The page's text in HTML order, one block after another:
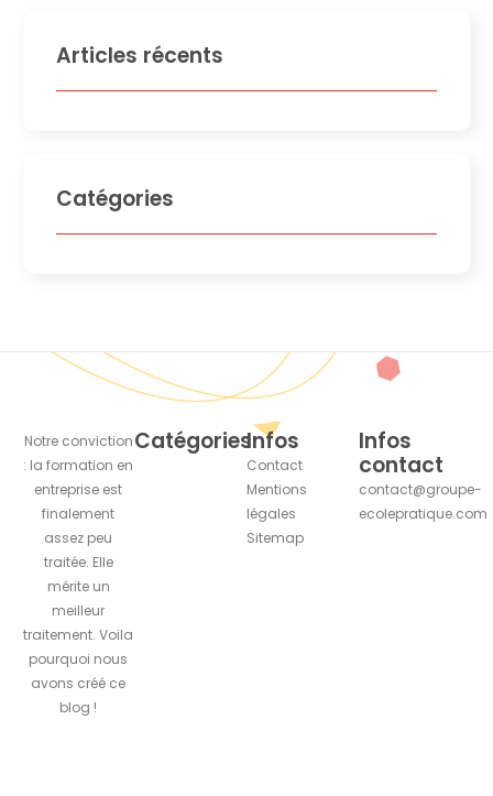
Articles récents
Catégories
Notre conviction
: la formation en
entreprise est
finalement
assez peu
traitée. Elle
mérite un
meilleur
traitement. Voila
pourquoi nous
avons créé ce
blog !
CatégoriesInfos
Contact
Mentions
légales
Sitemap
Infos
contact
contact@groupe-
ecolepratique.com